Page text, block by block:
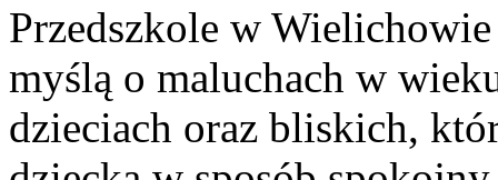
Przedszkole w
myślą o maluchach w
dzieciach oraz bliskich,